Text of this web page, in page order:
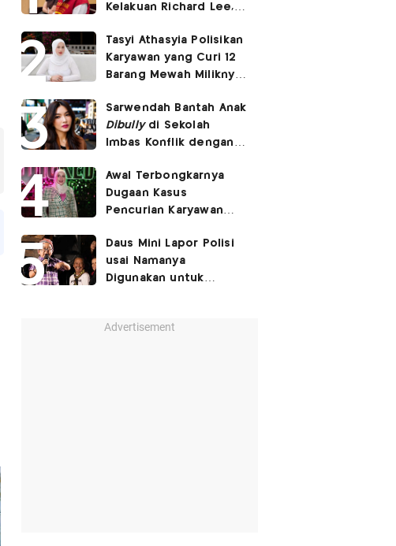
Kelakuan Richard Lee,
Vicky Prasetyo
Tasyi Athasyia Polisikan
Karyawan yang Curi 12
Barang Mewah Miliknya
Sarwendah Bantah Anak
Dibullydi Sekolah
Imbas Konflik dengan
Awal Terbongkarnya
Dugaan Kasus
Pencurian Karyawan
Notifikasi Email
Daus Mini Lapor Polisi
usai Namanya
Digunakan untuk
Advertisement